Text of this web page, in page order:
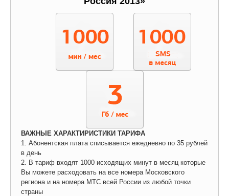
ВАЖНЫЕ ХАРАКТИРИСТИКИ ТАРИФА
1. Абонентская плата списывается ежедневно по 35 рублей
в день
2. В тариф входят 1000 исходящих минут в месяц которые
Вы можете расходовать на все номера Московского
региона и на номера МТС всей России из любой точки
страны